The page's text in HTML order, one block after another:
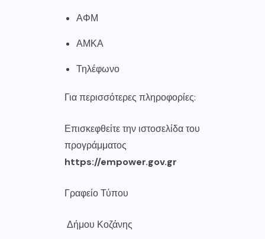
ΑΦΜ
ΑΜΚΑ
Τηλέφωνο
Για περισσότερες πληροφορίες:
Επισκεφθείτε την ιστοσελίδα του
προγράμματος
https://empower.gov.gr
Γραφείο Τύπου
Δήμου Κοζάνης